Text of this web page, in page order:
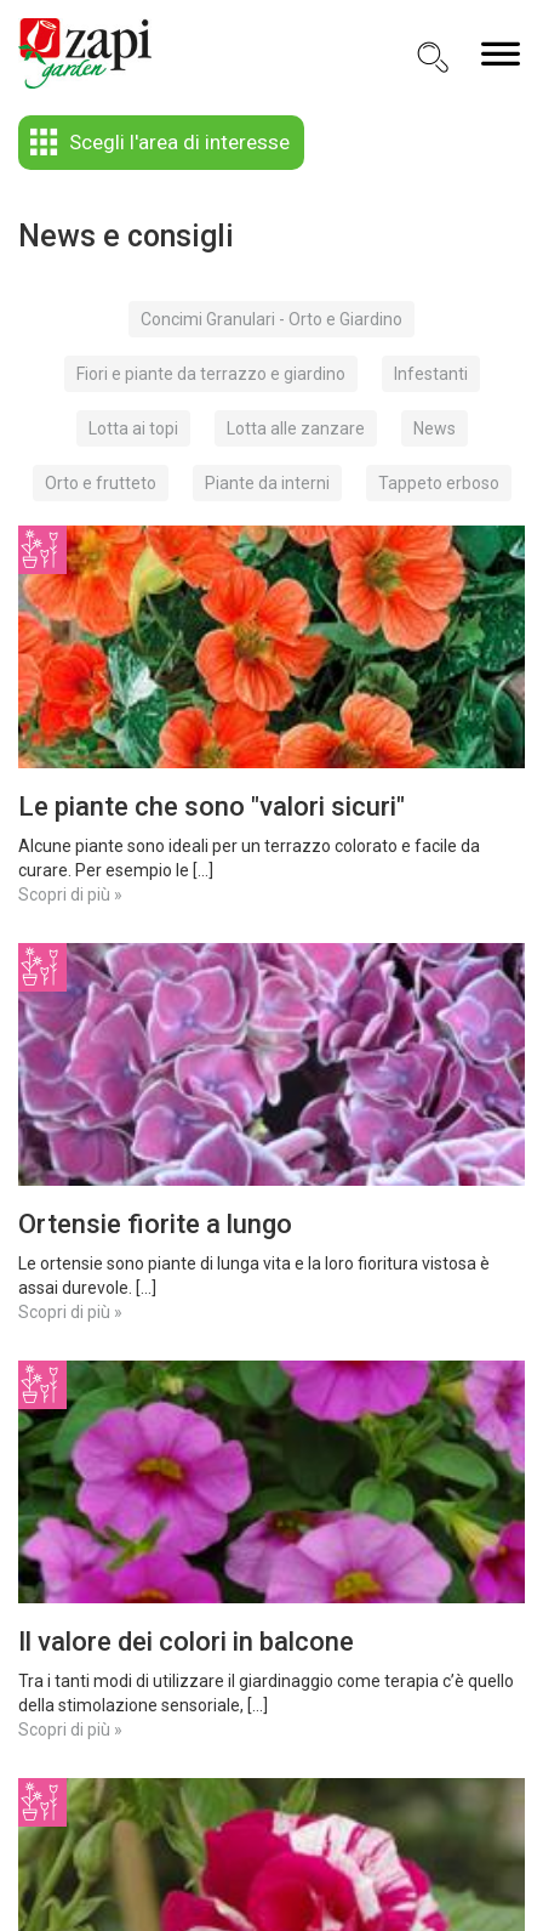
Scegli l'area di interesse
News e consigli
Concimi Granulari - Orto e Giardino
Fiori e piante da terrazzo e giardino Infestanti
Lotta ai topi Lotta alle zanzare News
Orto e frutteto Piante da interni Tappeto erboso
Le piante che sono "valori sicuri"
Alcune piante sono ideali per un terrazzo colorato e facile da
curare. Per esempio le [...]
Scopri di più »
Ortensie fiorite a lungo
Le ortensie sono piante di lunga vita e la loro fioritura vistosa è
assai durevole. [...]
Scopri di più »
Il valore dei colori in balcone
Tra i tanti modi di utilizzare il giardinaggio come terapia c’è quello
della stimolazione sensoriale, [...]
Scopri di più »